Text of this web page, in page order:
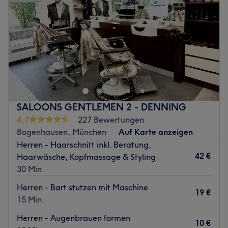
Produkte und Produktmarken: Reuzel.
Extras: Kostenlose Getränke & WLAN, barrierefrei,
kinderfreundlich, kostenfreie Parkplätze vor Ort.
Zurück zur Salonansicht
Freitag
09:30–19:00
Samstag
09:30–18:00
Sonntag
Geschlossen
Du suchst nach einem guten Herrenfriseur, der mit seiner
professionellen Arbeit überzeugen kann? Dann bist du
bei House of Fade in München, Glockenbachviertel
genau richtig. Hier können sich Männer auf einen
authentischen, funktionalen, schnellen und sehr
hochwertigen Service freuen, welcher die besten
internationalen Schnitt- und Rasurtechniken miteinander
kombiniert. Alles in allem ist es ein Salon, in dem man
das Gefühl bekommt, in einem originalen Barbershop
behandelt zu werden.
Direkt vor dem Salon befindet sich die Tramhaltestelle
Das Team:
SALOONS GENTLEMEN 2 - DENNING
4,7
227 Bewertungen
Bogenhausen, München
Auf Karte anzeigen
Herren - Haarschnitt inkl. Beratung,
Haarwäsche, Kopfmassage & Styling
30 Min.
42 €
Herren - Bart stutzen mit Maschine
15 Min.
19 €
Herren - Augenbrauen formen
10 €